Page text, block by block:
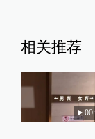
相关推荐